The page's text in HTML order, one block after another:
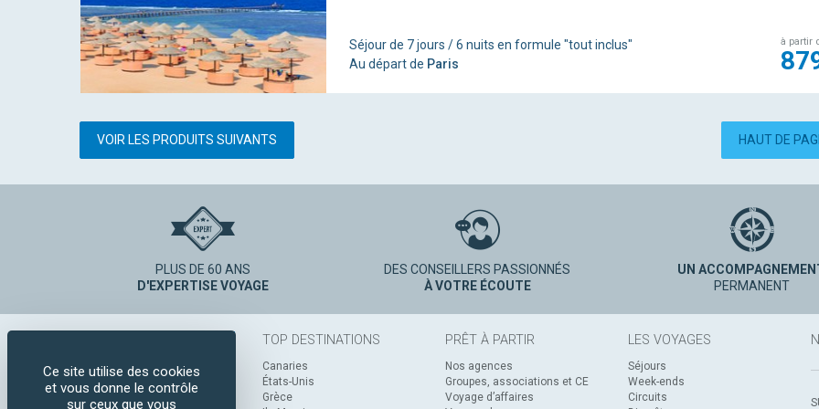
Séjour de 7 jours / 6 nuits en formule "tout inclus"
Au départ de Paris
à partir
VOIR LES PRODUITS SUIVANTS HAUT DE
PLUS DE 60 ANS
D'EXPERTISE VOYAGE
DES CONSEILLERS PASSIONNÉS
À VOTRE ÉCOUTE
UN
PERMANENT
TOP DESTINATIONS
Canaries
États-Unis
Grèce
PRÊT À PARTIR
Nos agences
Groupes, associations et CE
Voyage d’affaires
LES VOYAGES
Séjours
Week-ends
Circuits
Ce site utilise des cookies
et vous donne le contrôle
sur ceux que vous